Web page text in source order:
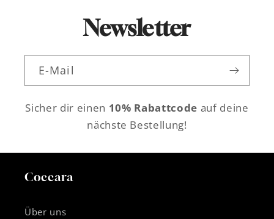
Newsletter
E-Mail
Sicher dir einen 10% Rabattcode auf deine
nächste Bestellung!
Coccara
Über uns